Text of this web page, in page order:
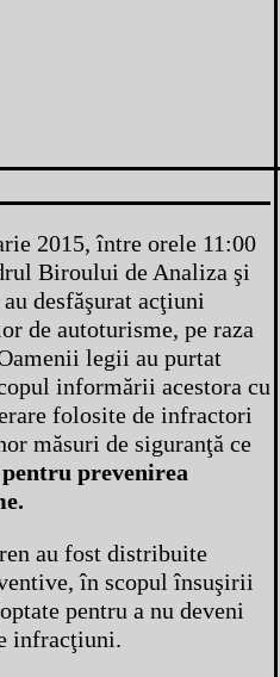
2015, între orele 11:00
Biroului de Analiza şi
desfăşurat acţiuni
de autoturisme, pe raza
legii au purtat
informării acestora cu
folosite de infractori
măsuri de siguranţă ce
pentru prevenirea
au fost distribuite
în scopul însuşirii
pentru a nu deveni
infracţiuni.